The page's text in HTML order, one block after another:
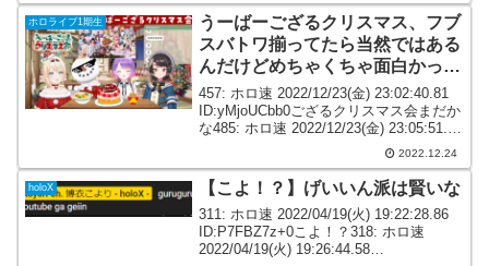
ホロライブ1期生
うーばーござるクリスマス、フブ
スバトワ揃ってたら当然ではある
んだけどめちゃくちゃ面白かった
な
457: ホロ速 2022/12/23(金) 23:02:40.81
ID:yMjoUCbb0ござるクリスマス会まだか
な485: ホロ速 2022/12/23(金) 23:05:51.57
ID:X20wmiDq0ござる枠見て気付いたがご
2022.12.24
holoX 【こよ！？】げいいん派は賢いな
311: ホロ速 2022/04/19(火) 19:22:28.86
ID:P7FBZ7z+0こよ！？318: ホロ速
2022/04/19(火) 19:26:44.58